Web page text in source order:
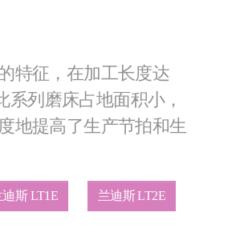
特征，在加工长度达
系列磨床占地面积小，
地提高了生产节拍和生
迪斯 LT1E 兰迪斯 LT2E